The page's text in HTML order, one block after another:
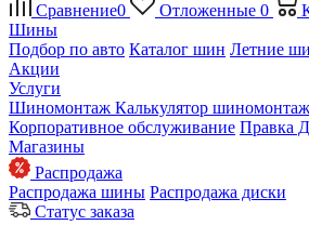
Сравнение0 Отложенные 0
Шины
Подбор по авто Каталог шин Летние
Акции
Услуги
Шиномонтаж Калькулятор
Корпоративное обслуживание Правка
Магазины
Распродажа
Распродажа шины Распродажа диски
Статус заказа